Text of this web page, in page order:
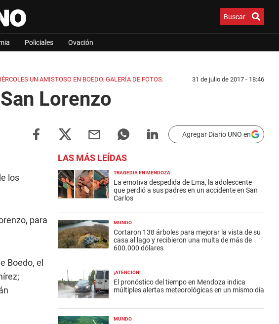
Buscar
Policiales Ovación
UN AMISTOSO EN BOEDO. GALERÍA DE FOTOS. 31 de julio de 2017 - 18:46
Lorenzo
Agregar Diario UNO en
los
para
Boedo, el
LAS MÁS LEÍDAS
TRAGEDIA EN MENDOZA
La emotiva despedida de Ema, la adolescente
que perdió a sus padres en un accidente en San
Carlos
MUNDO
Cortaron 138 árboles para mejorar la vista de su
casa al lago y recibieron una multa de más de
600.000 dólares
¡ATENCIÓN!
El pronóstico del tiempo en Mendoza indica
múltiples alertas meteorológicas en un mismo día
MUNDO